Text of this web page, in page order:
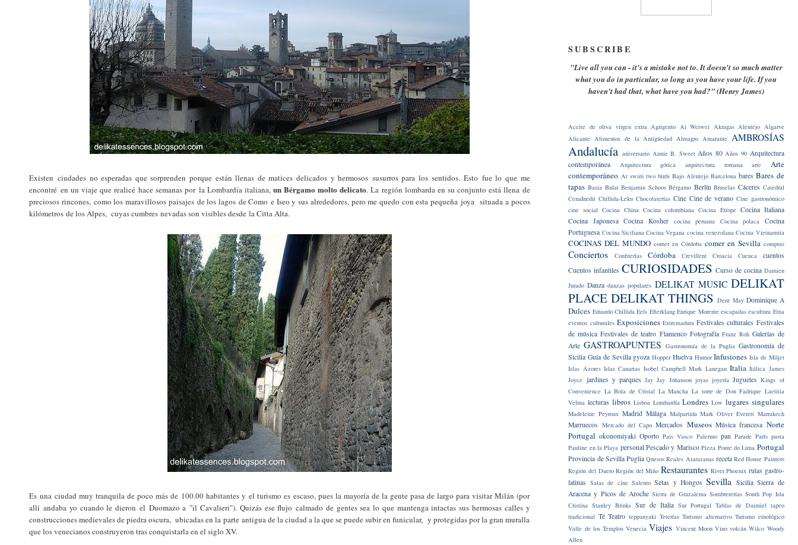
Existen ciudades no esperadas que sorprenden porque están llenas de matices delicados y hermosos susurros para los sentidos. Esto fue lo que me
encontré en un viaje que realicé hace semanas por la Lombardía italiana, un Bérgamo molto delicato. La región lombarda en su conjunto está llena de
preciosos rincones, como los maravillosos paisajes de los lagos de Como e Iseo y sus alrededores, pero me quedo con esta pequeña joya situada a pocos
kilómetros de los Alpes, cuyas cumbres nevadas son visibles desde la Citta Alta.
Es una ciudad muy tranquila de poco más de 100.00 habitantes y el turismo es escaso, pues la mayoría de la gente pasa de largo para visitar Milán (por
allí andaba yo cuando le dieron el Duomazo a "il Cavalieri"). Quizás ese flujo calmado de gentes sea lo que mantenga intactas sus hermosas calles y
construcciones medievales de piedra oscura, ubicadas en la parte antigua de la ciudad a la que se puede subir en funicular, y protegidas por la gran muralla
que los venecianos construyeron tras conquistarla en el siglo XV.
SUBSCRIBE
"Live all you can - it's a mistake not to. It doesn't so much matter
what you do in particular, so long as you have your life. If you
haven't had that, what have you had?" (Henry James)
Aceite de oliva virgen extra Agrigento Ai Weiwei Akragas Alentejo Algarve
Alicante Alimentos de la Antigüedad Almagro Amarante AMBROSÍAS
Andalucía aniversario Annie B. Sweet Años 80 Años 90 Arquitectura
contemporánea
Arquitectura gótica arquitectura romana arte
Arte
contemporáneo At swim two birds Bajo Alentejo Barcelona bares Bares de
tapas Basia Bulat Benjamin Schoos Bérgamo Berlín Bruselas Cáceres Catedral
CenaInedit Chillida-Leku Chocolaterías Cine Cine de verano Cine gastronómico
cine social Cocina China Cocina colombiana Cocina Etíope Cocina Italiana
Cocina Japonesa Cocina Kosher cocina peruana Cocina polaca
Cocina
Portuguesa Cocina Siciliana Cocina Vegana cocina venezolana Cocina Vietnamita
COCINAS DEL MUNDO comer en Córdoba comer en Sevilla compras
Conciertos Confiterías Córdoba Crevillent Croacia Cuenca
cuentos
Cuentos infantiles CURIOSIDADES Curso de cocina Damien
Jurado Danza danzas populares DELIKAT MUSIC DELIKAT
PLACE DELIKAT THINGS Dent May Dominique A
Dulces Eduardo Chillida Eels Efterklang Enrique Morente escapadas escultura Etna
eventos culturales Exposiciones Extremadura Festivales culturales Festivales
de música Festivales de teatro Flamenco Fotografía Franz Roh Galerías de
Arte GASTROAPUNTES Gastronomía de la Puglia Gastronomía de
Sicilia Guía de Sevilla gyoza Hopper Huelva Humor Infusiones Isla de Miljet
Islas Azores Islas Canarias Isobel Campbell Mark Lanegan Italia Itálica James
Joyce jardines y parques Jay Jay Johanson joyas joyería Juguetes Kings of
Convenience La Bola de Cristal La Mancha La torre de Don Fadrique Laetitia
Velma lecturas libros Lisboa Lombardía Londres Low lugares singulares
Madeleine Peyroux Madrid Málaga Malpartida Mark Oliver Everett Marrakech
Marruecos Mercado del Capo Mercados Museos Música francesa Norte
Portugal okonomiyaki Oporto Pais Vasco Palermo pan Parade París pasta
Pauline en la Playa personal Pescado y Marisco Pizza Ponte do Lima Portugal
Provincia de Sevilla Puglia Quesos Reales Atarazanas receta Red House Painters
Región del Duero Región del Miño Restaurantes River Phoenix rutas gastro-
latinas Salas de cine Salento Setas y Hongos Sevilla Sicilia Sierra de
Aracena y Picos de Aroche Sierra de Grazalema Sombrererías South Pop Isla
Cristina Stanley Brinks Sur de Italia Sur Portugal Tablas de Daimiel tapeo
tradicional Té Teatro teppanyaki Teterías Turismo alternativo Turismo etnológico
Valle de los Templos Venecia Viajes Vincent Moon Vino volcán Wilco Woody
Allen